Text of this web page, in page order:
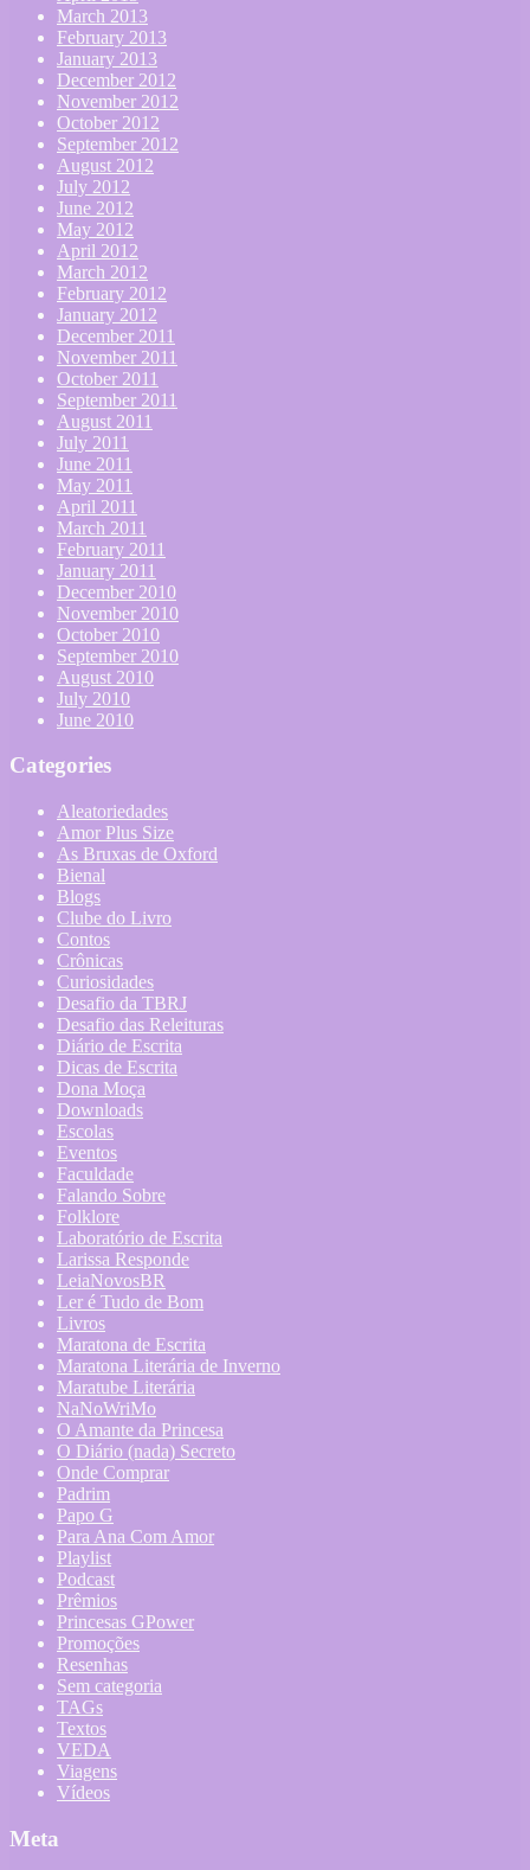
March 2013
February 2013
January 2013
December 2012
November 2012
October 2012
September 2012
August 2012
July 2012
June 2012
May 2012
April 2012
March 2012
February 2012
January 2012
December 2011
November 2011
October 2011
September 2011
August 2011
July 2011
June 2011
May 2011
April 2011
March 2011
February 2011
January 2011
December 2010
November 2010
October 2010
September 2010
August 2010
July 2010
June 2010
Categories
Aleatoriedades
Amor Plus Size
As Bruxas de Oxford
Bienal
Blogs
Clube do Livro
Contos
Crônicas
Curiosidades
Desafio da TBRJ
Desafio das Releituras
Diário de Escrita
Dicas de Escrita
Dona Moça
Downloads
Escolas
Eventos
Faculdade
Falando Sobre
Folklore
Laboratório de Escrita
Larissa Responde
LeiaNovosBR
Ler é Tudo de Bom
Livros
Maratona de Escrita
Maratona Literária de Inverno
Maratube Literária
NaNoWriMo
O Amante da Princesa
O Diário (nada) Secreto
Onde Comprar
Padrim
Papo G
Para Ana Com Amor
Playlist
Podcast
Prêmios
Princesas GPower
Promoções
Resenhas
Sem categoria
TAGs
Textos
VEDA
Viagens
Vídeos
Meta